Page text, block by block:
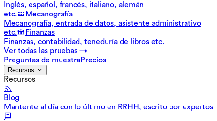
Inglés, español, francés, italiano, alemán
etc.
Mecanografía
Mecanografía, entrada de datos, asistente administrativo
etc.
Finanzas
Finanzas, contabilidad, teneduría de libros etc.
Ver todas las pruebas →
Preguntas de muestraPrecios
Recursos
Recursos
Blog
Mantente al día con lo último en RRHH, escrito por expertos